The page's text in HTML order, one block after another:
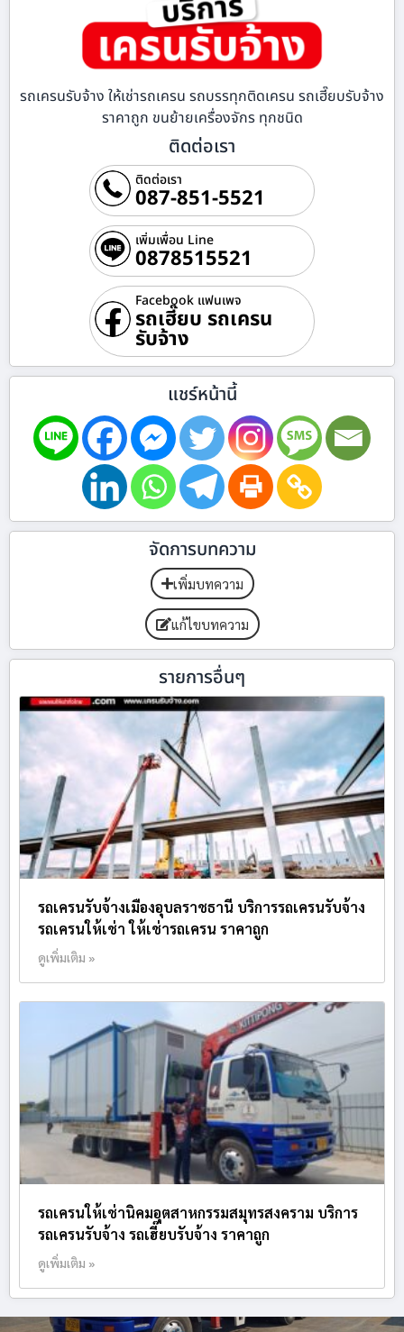
รถเครนรับจ้าง ให้เช่ารถเครน รถบรรทุกติดเครน รถเฮี๊ยบรับจ้าง
ราคาถูก ขนย้ายเครื่องจักร ทุกชนิด
ติดต่อเรา
ติดต่อเรา
087-851-5521
เพิ่มเพื่อน Line
0878515521
Facebook แฟนเพจ
รถเฮี๊ยบ รถเครน
รับจ้าง
แชร์หน้านี้
จัดการบทความ
เพิ่มบทความ
แก้ไขบทความ
รายการอื่นๆ
รถเครนรับจ้างเมืองอุบลราชธานี บริการรถเครนรับจ้าง
รถเครนให้เช่า ให้เช่ารถเครน ราคาถูก
ดูเพิ่มเติม »
รถเครนให้เช่านิคมอุตสาหกรรมสมุทรสงคราม บริการ
รถเครนรับจ้าง รถเฮี๊ยบรับจ้าง ราคาถูก
ดูเพิ่มเติม »